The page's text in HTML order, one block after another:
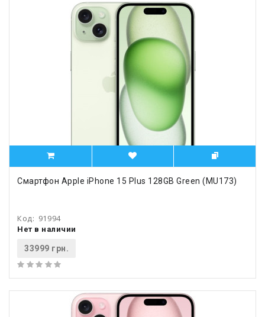
Смартфон Apple iPhone 15 Plus 128GB Green (MU173)
Код: 91994
Нет в наличии
33999 грн.